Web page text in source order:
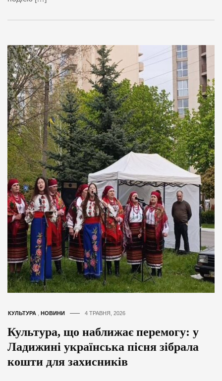
КУЛЬТУРА НОВИНИ 4 ТРАВНЯ, 2026
Культура, що наближає перемогу: у
Ладижині українська пісня зібрала
кошти для захисників